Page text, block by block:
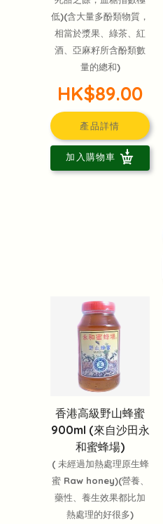
低)(含大量多酚類物質，
相當於漿果、綠茶、紅
酒、亞麻籽所含酚類數
量的總和)
HK$89.00
產品詳情
加入購物車
香港高級野山蜂蜜
900ml (來自沙田永
和蜜蜂場)
( 未經過加熱處理原生蜂
蜜 Raw honey)(營養、
藥性、養生效果都比加
熱處理的好很多)